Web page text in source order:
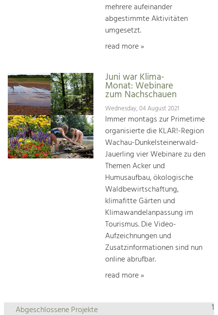
mehrere aufeinander
abgestimmte Aktivitäten
umgesetzt.
read more »
Juni war Klima-
Monat: Webinare
zum Nachschauen
Wednesday, 04 August 2021
Immer montags zur Primetime
organisierte die KLAR!-Region
Wachau-Dunkelsteinerwald-
Jauerling vier Webinare zu den
Themen Acker und
Humusaufbau, ökologische
Waldbewirtschaftung,
klimafitte Gärten und
Klimawandelanpassung im
Tourismus. Die Video-
Aufzeichnungen und
Zusatzinformationen sind nun
online abrufbar.
read more »
1
Abgeschlossene Projekte